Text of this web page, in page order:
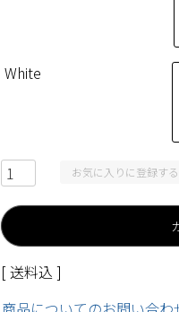
White
お気に入りに登録する
送料込